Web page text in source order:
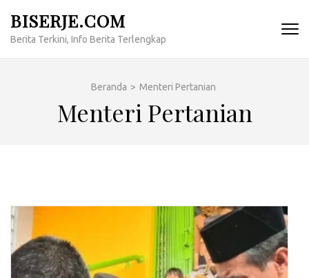
konten
BISERJE.COM
Berita Terkini, Info Berita Terlengkap
Beranda > Menteri Pertanian
Menteri Pertanian